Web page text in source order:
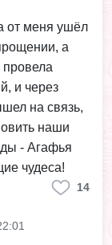
от меня ушёл
а
и через
на связь,
наши
- Агафья
чудеса!
14